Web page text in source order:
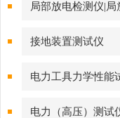
局部放电检测仪|局
接地装置测试仪
电力工具力学性能
电力（高压）测试